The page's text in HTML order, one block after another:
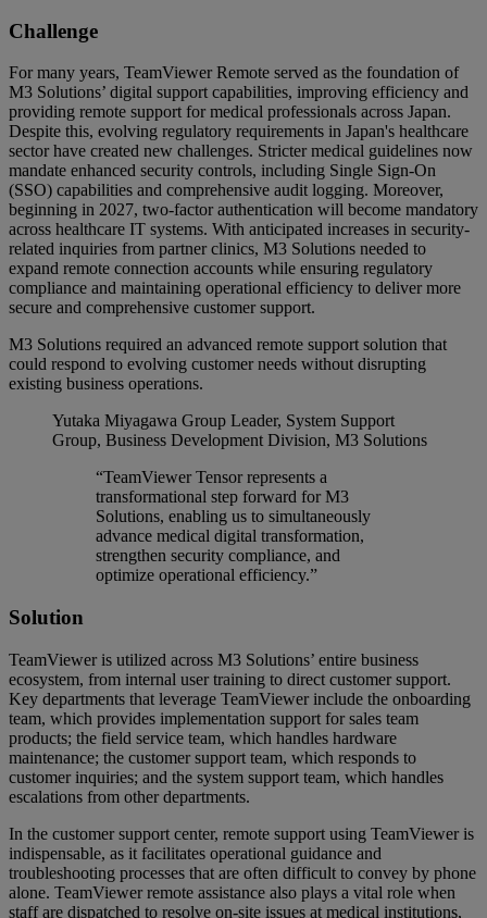
Challenge
For many years, TeamViewer Remote served as the foundation of
M3 Solutions’ digital support capabilities, improving efficiency and
providing remote support for medical professionals across Japan.
Despite this, evolving regulatory requirements in Japan's healthcare
sector have created new challenges. Stricter medical guidelines now
mandate enhanced security controls, including Single Sign-On
(SSO) capabilities and comprehensive audit logging. Moreover,
beginning in 2027, two-factor authentication will become mandatory
across healthcare IT systems. With anticipated increases in security-
related inquiries from partner clinics, M3 Solutions needed to
expand remote connection accounts while ensuring regulatory
compliance and maintaining operational efficiency to deliver more
secure and comprehensive customer support.
M3 Solutions required an advanced remote support solution that
could respond to evolving customer needs without disrupting
existing business operations.
Yutaka Miyagawa Group Leader, System Support
Group, Business Development Division, M3 Solutions
“TeamViewer Tensor represents a
transformational step forward for M3
Solutions, enabling us to simultaneously
advance medical digital transformation,
strengthen security compliance, and
optimize operational efficiency.”
Solution
TeamViewer is utilized across M3 Solutions’ entire business
ecosystem, from internal user training to direct customer support.
Key departments that leverage TeamViewer include the onboarding
team, which provides implementation support for sales team
products; the field service team, which handles hardware
maintenance; the customer support team, which responds to
customer inquiries; and the system support team, which handles
escalations from other departments.
In the customer support center, remote support using TeamViewer is
indispensable, as it facilitates operational guidance and
troubleshooting processes that are often difficult to convey by phone
alone. TeamViewer remote assistance also plays a vital role when
staff are dispatched to resolve on-site issues at medical institutions,